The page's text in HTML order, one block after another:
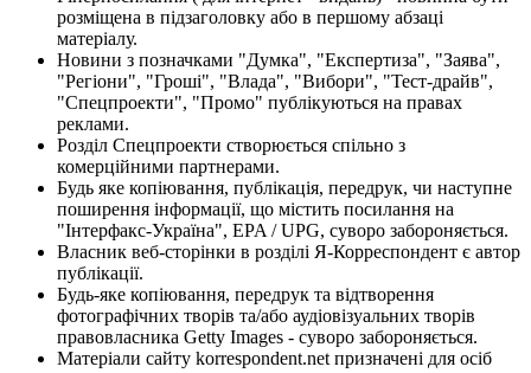
розміщена в підзаголовку або в першому абзаці
матеріалу.
Новини з позначками "Думка", "Експертиза", "Заява",
"Регіони", "Гроші", "Влада", "Вибори", "Тест-драйв",
"Спецпроекти", "Промо" публікуються на правах
реклами.
Розділ Спецпроекти створюється спільно з
комерційними партнерами.
Будь яке копіювання, публікація, передрук, чи наступне
поширення інформації, що містить посилання на
"Інтерфакс-Україна", EPA / UPG, суворо забороняється.
Власник веб-сторінки в розділі Я-Корреспондент є автор
публікації.
Будь-яке копіювання, передрук та відтворення
фотографічних творів та/або аудіовізуальних творів
правовласника Getty Images - суворо забороняється.
Матеріали сайту korrespondent.net призначені для осіб